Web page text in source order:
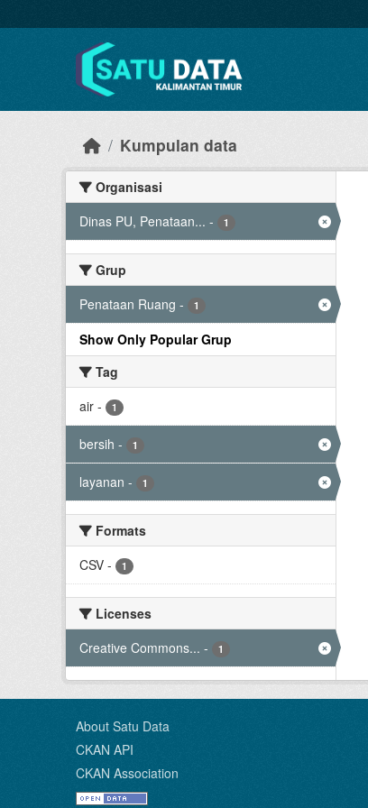
Kumpulan data
Organisasi
Dinas PU, Penataan... - 1
Grup
Penataan Ruang - 1
Show Only Popular Grup
Tag
air - 1
bersih - 1
layanan - 1
Formats
CSV - 1
Licenses
Creative Commons... - 1
About Satu Data
CKAN API
CKAN Association